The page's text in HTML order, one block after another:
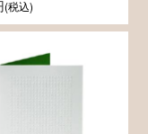
(税込)